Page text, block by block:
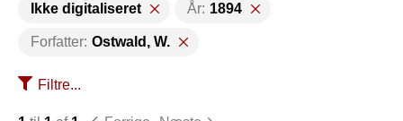
Ikke digitaliseret År: 1894
Forfatter: Ostwald, W.
Filtre...